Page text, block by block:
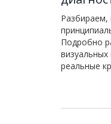
Разбираем,
Подробно
реальные
обратить